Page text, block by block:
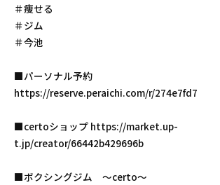
＃痩せる
＃ジム
＃今池
■パーソナル予約
https://reserve.peraichi.com/r/274e7fd7
■certoショップ https://market.up-
t.jp/creator/66442b429696b
■ボクシングジム 〜certo〜